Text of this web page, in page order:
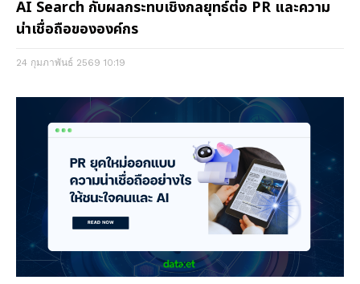
AI Search กับผลกระทบเชิงกลยุทธ์ต่อ PR และความ
น่าเชื่อถือขององค์กร
24 กุมภาพันธ์ 2569 10:19